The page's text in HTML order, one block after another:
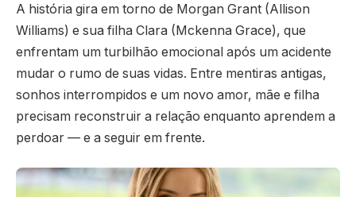
A história gira em torno de Morgan Grant (Allison
Williams) e sua filha Clara (Mckenna Grace), que
enfrentam um turbilhão emocional após um acidente
mudar o rumo de suas vidas. Entre mentiras antigas,
sonhos interrompidos e um novo amor, mãe e filha
precisam reconstruir a relação enquanto aprendem a
perdoar — e a seguir em frente.